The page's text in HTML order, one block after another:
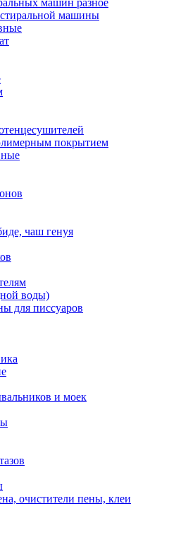
машин разное
машины
покрытием
чаш генуя
воды)
для писсуаров
и моек
очистители пены, клеи